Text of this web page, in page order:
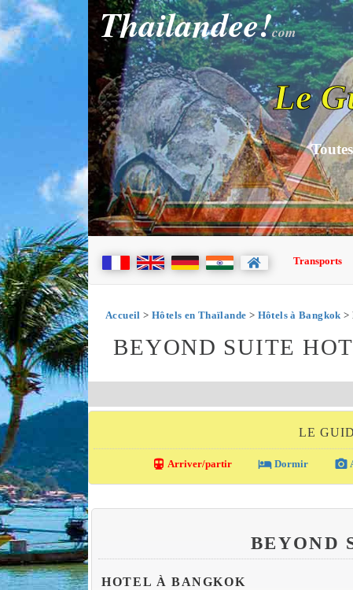
Thailandee!com
Le
Transports
Accueil > Hôtels en Thaïlande > Hôtels à Bangkok >
BEYOND SUITE
LE
directions_transit Arriver/partir local_hotel Dormir photo_camera
BEYOND
HOTEL À BANGKOK